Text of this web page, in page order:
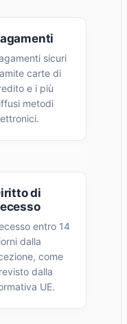
sicuri
carte di
e i più
metodi
di
entro 14
dalla
come
dalla
UE.